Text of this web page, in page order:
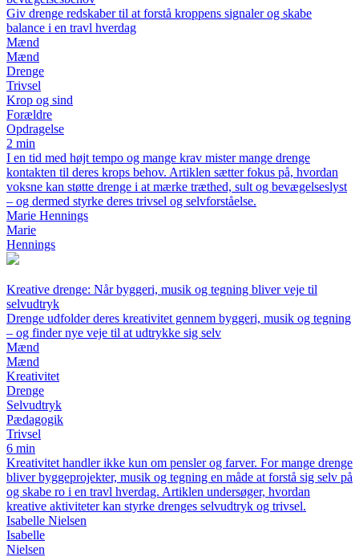
Giv drenge redskaber til at forstå kroppens signaler og skabe
balance i en travl hverdag
Mænd
Mænd
Drenge
Trivsel
Krop og sind
Forældre
Opdragelse
2 min
I en tid med højt tempo og mange krav mister mange drenge
kontakten til deres krops behov. Artiklen sætter fokus på, hvordan
voksne kan støtte drenge i at mærke træthed, sult og bevægelseslyst
– og dermed styrke deres trivsel og selvforståelse.
Marie Hennings
Marie
Hennings
Kreative drenge: Når byggeri, musik og tegning bliver veje til
selvudtryk
Drenge udfolder deres kreativitet gennem byggeri, musik og tegning
– og finder nye veje til at udtrykke sig selv
Mænd
Mænd
Kreativitet
Drenge
Selvudtryk
Pædagogik
Trivsel
6 min
Kreativitet handler ikke kun om pensler og farver. For mange drenge
bliver byggeprojekter, musik og tegning en måde at forstå sig selv på
og skabe ro i en travl hverdag. Artiklen undersøger, hvordan
kreative aktiviteter kan styrke drenges selvudtryk og trivsel.
Isabelle Nielsen
Isabelle
Nielsen